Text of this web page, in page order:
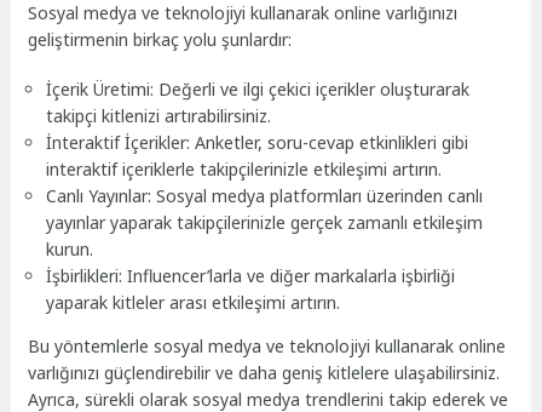
Sosyal medya ve teknolojiyi kullanarak online varlığınızı
geliştirmenin birkaç yolu şunlardır:
İçerik Üretimi: Değerli ve ilgi çekici içerikler oluşturarak
takipçi kitlenizi artırabilirsiniz.
İnteraktif İçerikler: Anketler, soru-cevap etkinlikleri gibi
interaktif içeriklerle takipçilerinizle etkileşimi artırın.
Canlı Yayınlar: Sosyal medya platformları üzerinden canlı
yayınlar yaparak takipçilerinizle gerçek zamanlı etkileşim
kurun.
İşbirlikleri: Influencer’larla ve diğer markalarla işbirliği
yaparak kitleler arası etkileşimi artırın.
Bu yöntemlerle sosyal medya ve teknolojiyi kullanarak online
varlığınızı güçlendirebilir ve daha geniş kitlelere ulaşabilirsiniz.
Ayrıca, sürekli olarak sosyal medya trendlerini takip ederek ve